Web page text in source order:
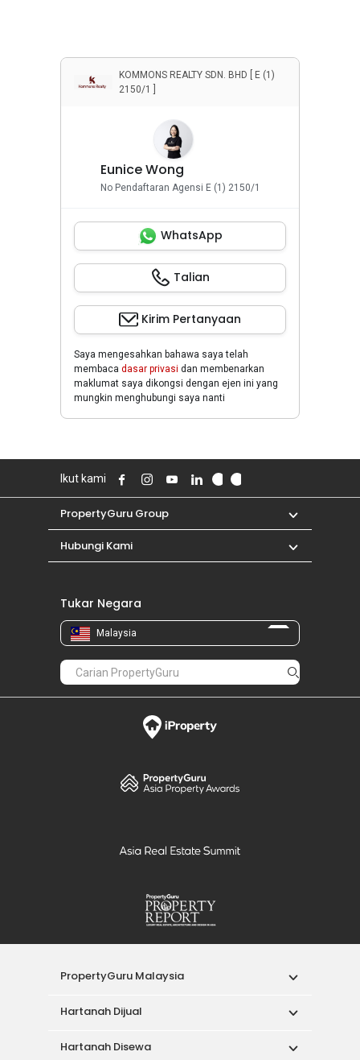
KOMMONS REALTY SDN. BHD [ E (1)
2150/1 ]
Eunice Wong
No Pendaftaran Agensi E (1) 2150/1
WhatsApp
Talian
Kirim Pertanyaan
Saya mengesahkan bahawa saya telah
membaca dasar privasi dan membenarkan
maklumat saya dikongsi dengan ejen ini yang
mungkin menghubungi saya nanti
Ikut kami
PropertyGuru Group
Hubungi Kami
Tukar Negara
Malaysia
PropertyGuru Malaysia
Hartanah Dijual
Hartanah Disewa